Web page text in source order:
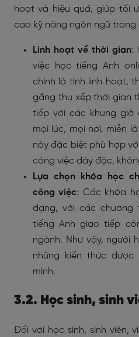
hoạt và hiệu quả, giúp tối
cao kỹ năng ngôn ngữ trong
Linh hoạt về thời gian:
việc học tiếng Anh
chính là tính linh hoạt,
gắng thu xếp thời gian
tiếp với các khung giờ
mọi lúc, mọi nơi, miễn
này đặc biệt phù hợp
công việc dày đặc,
Lựa chọn khóa học
công việc: Các khóa
dạng, với các chương
tiếng Anh giao tiếp
ngành. Như vậy, người
những kiến thức
mình.
3.2. Học sinh, sinh
Đối với học sinh, sinh viên,